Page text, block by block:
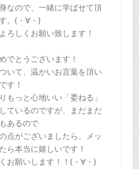
なので、一緒に学ばせて頂
。(・∀・)
ろしくお願い致します！
でとうございます！
いて、温かいお言葉を頂い
す！
もっと心地いい「委ねる」
ているのですが、まだまだ
あるので
点がございましたら、メッ
ら本当に嬉しいです！
お願いします！！(・∀・)